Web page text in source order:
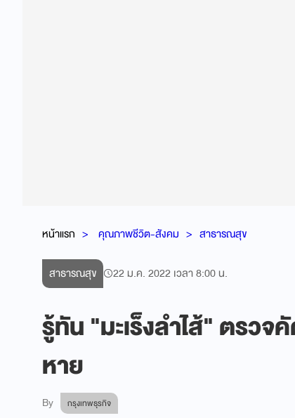
หน้าแรก คุณภาพชีวิต-สังคม สาธารณสุข
สาธารณสุข 22 ม.ค. 2022 เวลา 8:00 น.
รู้ทัน "มะเร็งลำไส้" ตรวจ
หาย
By กรุงเทพธุรกิจ